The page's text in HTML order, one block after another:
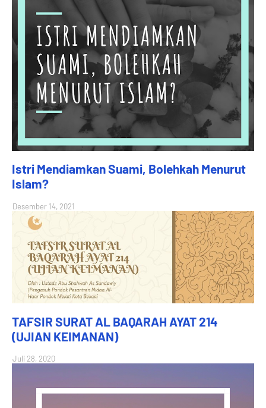
Istri Mendiamkan Suami, Bolehkah Menurut
Islam?
Desember 14, 2021
TAFSIR SURAT AL BAQARAH AYAT 214
(UJIAN KEIMANAN)
Juli 28, 2020